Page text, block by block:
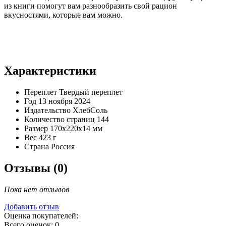
из книги помогут вам разнообразить свой рацион
вкусностями, которые вам можно.
Характеристики
Переплет Твердый переплет
Год 13 ноября 2024
Издательство ХлебСоль
Количество страниц 144
Размер 170x220x14 мм
Вес 423 г
Страна Россия
Отзывы (0)
Пока нет отзывов
Добавить отзыв
Оценка покупателей: